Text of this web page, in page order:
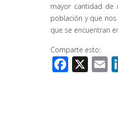
mayor cantidad de
población y que
que se encuentran
Comparte esto:
X